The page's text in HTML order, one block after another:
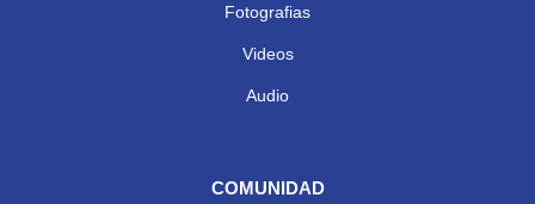
Fotografias
Videos
Audio
COMUNIDAD